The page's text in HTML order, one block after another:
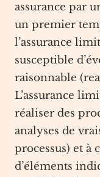
assurance par
un premier
l’assurance
susceptible
raisonnable
L’assurance
réaliser des
analyses de
processus) et à
d’éléments